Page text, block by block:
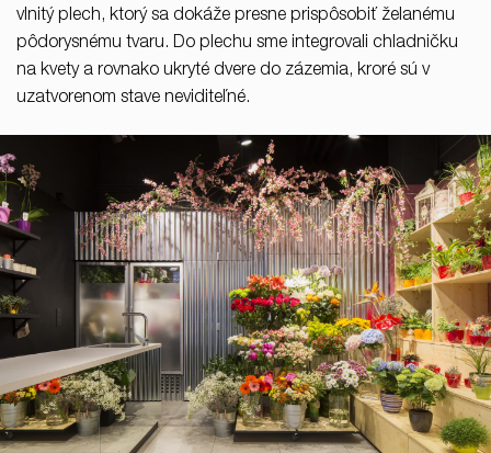
vlnitý plech, ktorý sa dokáže presne prispôsobiť želanému
pôdorysnému tvaru. Do plechu sme integrovali chladničku
na kvety a rovnako ukryté dvere do zázemia, kroré sú v
uzatvorenom stave neviditeľné.